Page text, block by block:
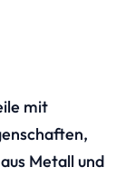
mit
Metall und